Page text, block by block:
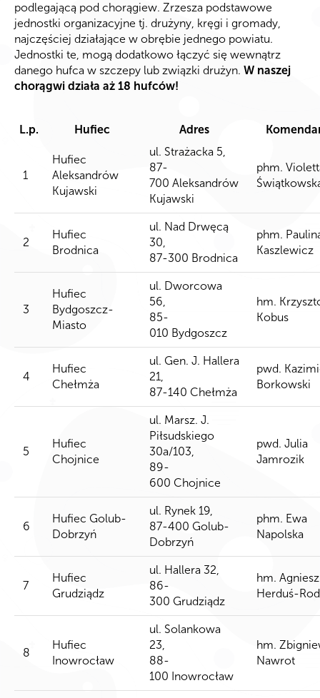
podlegającą pod chorągiew. Zrzesza podstawowe
jednostki organizacyjne tj. drużyny, kręgi i gromady,
najczęściej działające w obrębie jednego powiatu.
Jednostki te, mogą dodatkowo łączyć się wewnątrz
danego hufca w szczepy lub związki drużyn. W naszej
chorągwi działa aż 18 hufców!
L.p. Hufiec Adres
1
Hufiec
Aleksandrów
Kujawski
ul. Strażacka 5,
87-
700 Aleksandrów
Kujawski
phm.
2
Hufiec
Brodnica
ul. Nad Drwęcą
30,
87-300 Brodnica
phm.
Kaszlewicz
3
Hufiec
Bydgoszcz-
Miasto
ul. Dworcowa
56,
85-
010 Bydgoszcz
hm.
Kobus
4
Hufiec
Chełmża
ul. Gen. J. Hallera
21,
87-140 Chełmża
pwd.
Borkowski
5
Hufiec
Chojnice
ul. Marsz. J.
Piłsudskiego
30a/103,
89-
600 Chojnice
pwd. Julia
Jamrozik
6
Hufiec Golub-
Dobrzyń
ul. Rynek 19,
87-400 Golub-
Dobrzyń
phm. Ewa
Napolska
7
Hufiec
Grudziądz
ul. Hallera 32,
86-
300 Grudziądz
hm.
Herduś-
8
Hufiec
Inowrocław
ul. Solankowa
23,
88-
100 Inowrocław
hm.
Nawrot